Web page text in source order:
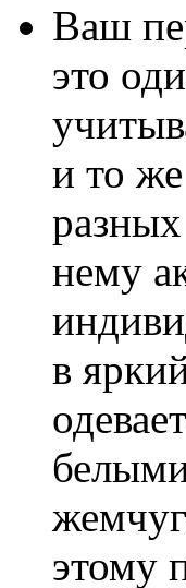
Ваш
это
и то
нему
в
этому